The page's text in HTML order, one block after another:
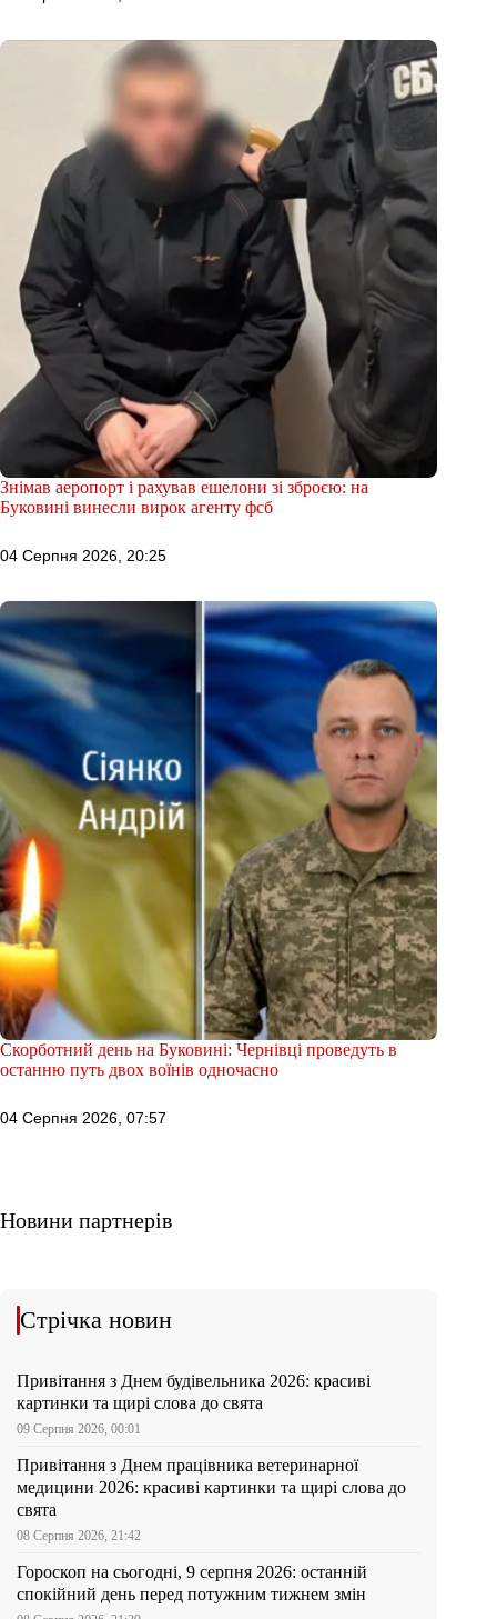
Знімав аеропорт і рахував ешелони зі зброєю: на
Буковині винесли вирок агенту фсб
04 Серпня 2026, 20:25
Скорботний день на Буковині: Чернівці проведуть в
останню путь двох воїнів одночасно
04 Серпня 2026, 07:57
Новини партнерів
Стрічка новин
Привітання з Днем будівельника 2026: красиві
картинки та щирі слова до свята
09 Серпня 2026, 00:01
Привітання з Днем працівника ветеринарної
медицини 2026: красиві картинки та щирі слова до
свята
08 Серпня 2026, 21:42
Гороскоп на сьогодні, 9 серпня 2026: останній
спокійний день перед потужним тижнем змін